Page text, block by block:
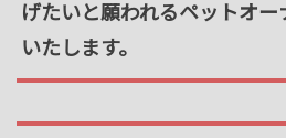
げたいと願われるペットオ
いたします。